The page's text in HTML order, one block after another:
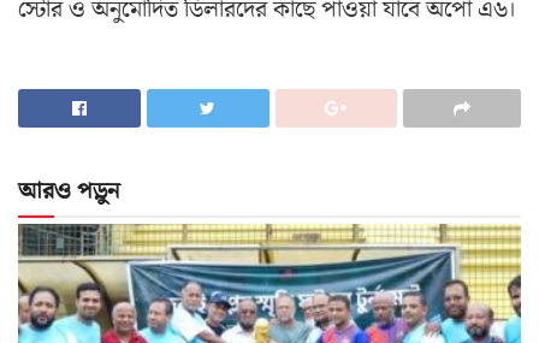
স্টোর ও অনুমোদিত ডিলারদের কাছে পাওয়া যাবে অপো এ৬।
আরও পড়ুন